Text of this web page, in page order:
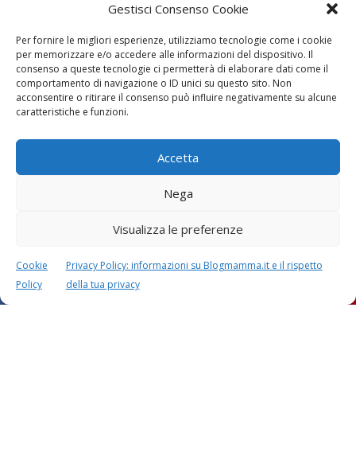
Gestisci Consenso Cookie
Per fornire le migliori esperienze, utilizziamo tecnologie come i cookie
per memorizzare e/o accedere alle informazioni del dispositivo. Il
consenso a queste tecnologie ci permetterà di elaborare dati come il
comportamento di navigazione o ID unici su questo sito. Non
acconsentire o ritirare il consenso può influire negativamente su alcune
caratteristiche e funzioni.
Accetta
Nega
Visualizza le preferenze
Cookie
Policy
Privacy Policy: informazioni su Blogmamma.it e il rispetto
della tua privacy
Bambino che morde: cosa
fare?